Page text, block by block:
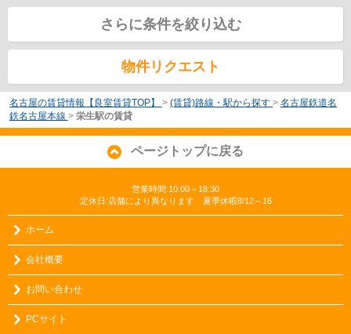
さらに条件を絞り込む
物件リクエスト
名古屋の賃貸情報【良室賃貸TOP】 > (賃貸)路線・駅から探す > 名古屋鉄道名
鉄名古屋本線 > 栄生駅の賃貸
ページトップに戻る
営業時間:10:00～18:30
定休日:店舗により異なります 夏季休暇8/12～16
ホーム
会社概要
お問い合わせ
PCサイト